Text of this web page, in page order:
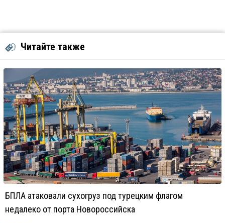
Читайте также
БПЛА атаковали сухогруз под турецким флагом
недалеко от порта Новороссийска